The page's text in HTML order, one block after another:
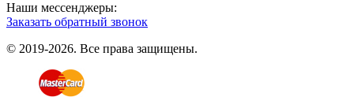
Наши мессенджеры:
Заказать обратный звонок
© 2019-2026. Все права защищены.